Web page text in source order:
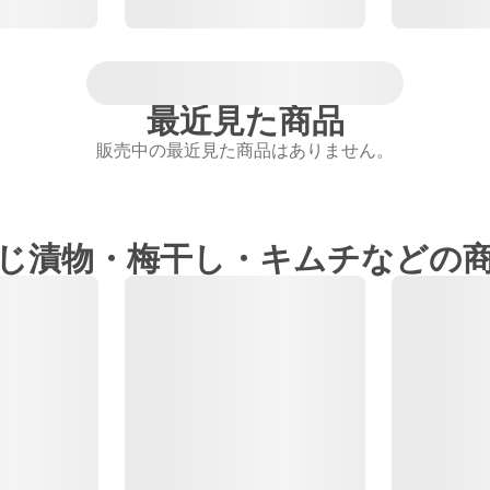
最近見た商品
販売中の最近見た商品はありません。
漬物・梅干し・キムチなどの